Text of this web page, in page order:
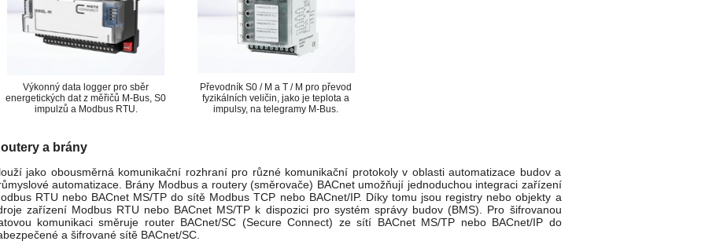
Výkonný data logger pro sběr
energetických dat z měřičů M-Bus, S0
impulzů a Modbus RTU.
Převodník S0 / M a T / M pro převod
fyzikálních veličin, jako je teplota a
impulsy, na telegramy M-Bus.
a brány
jako obousměrná komunikační rozhraní pro různé komunikační protokoly v oblasti automatizace budov a
automatizace. Brány Modbus a routery (směrovače) BACnet umožňují jednoduchou integraci zařízení
RTU nebo BACnet MS/TP do sítě Modbus TCP nebo BACnet/IP. Díky tomu jsou registry nebo objekty a
zařízení Modbus RTU nebo BACnet MS/TP k dispozici pro systém správy budov (BMS). Pro šifrovanou
komunikaci směruje router BACnet/SC (Secure Connect) ze sítí BACnet MS/TP nebo BACnet/IP do
a šifrované sítě BACnet/SC.